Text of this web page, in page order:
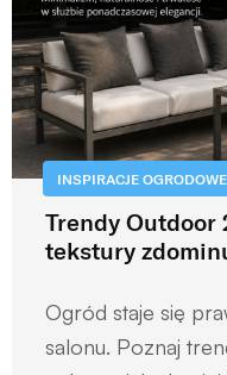
INSPIRACJE OGRODOWE
Trendy Outdoor
tekstury
Ogród staje się
salonu. Poznaj